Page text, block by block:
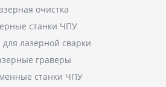
очистка
станки ЧПУ
для лазерной сварки
граверы
станки ЧПУ